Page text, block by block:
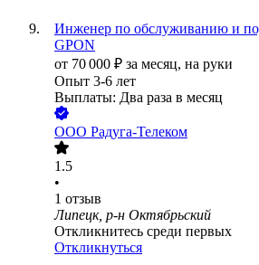
Инженер по обслуживанию и
GPON
от 70 000 ₽ за месяц, на руки
Опыт 3-6 лет
Выплаты: Два раза в месяц
ООО Радуга-Телеком
1.5
•
1 отзыв
Липецк, р-н Октябрьский
Откликнитесь среди первых
Откликнуться